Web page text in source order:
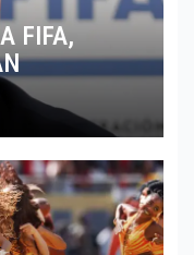
FIFA,